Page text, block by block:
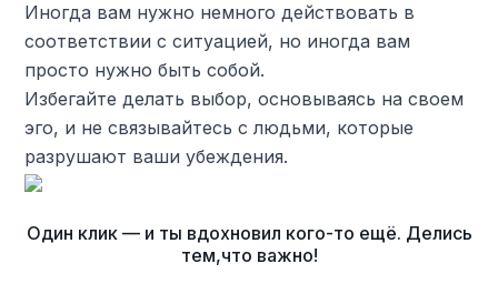
Иногда вам нужно немного действовать в
соответствии с ситуацией, но иногда вам
просто нужно быть собой.
Избегайте делать выбор, основываясь на своем
эго, и не связывайтесь с людьми, которые
разрушают ваши убеждения.